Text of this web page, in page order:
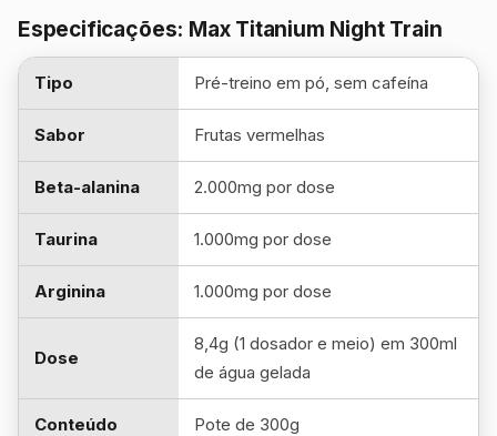
Especificações: Max Titanium Night Train
Tipo Pré-treino em pó, sem cafeína
Sabor Frutas vermelhas
Beta-alanina 2.000mg por dose
Taurina 1.000mg por dose
Arginina 1.000mg por dose
Dose
8,4g (1 dosador e meio) em 300ml
de água gelada
Conteúdo Pote de 300g